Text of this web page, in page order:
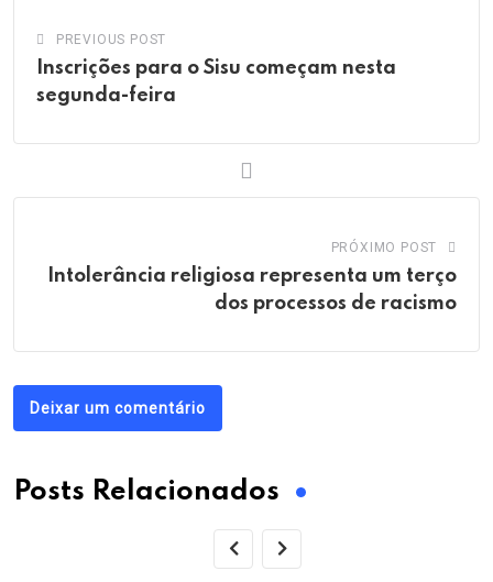
PREVIOUS POST
Inscrições para o Sisu começam nesta
segunda-feira
PRÓXIMO POST
Intolerância religiosa representa um terço
dos processos de racismo
Deixar um comentário
Posts Relacionados